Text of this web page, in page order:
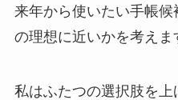
来年から使いたい手帳
の理想に近いかを考えま
私はふたつの選択肢を